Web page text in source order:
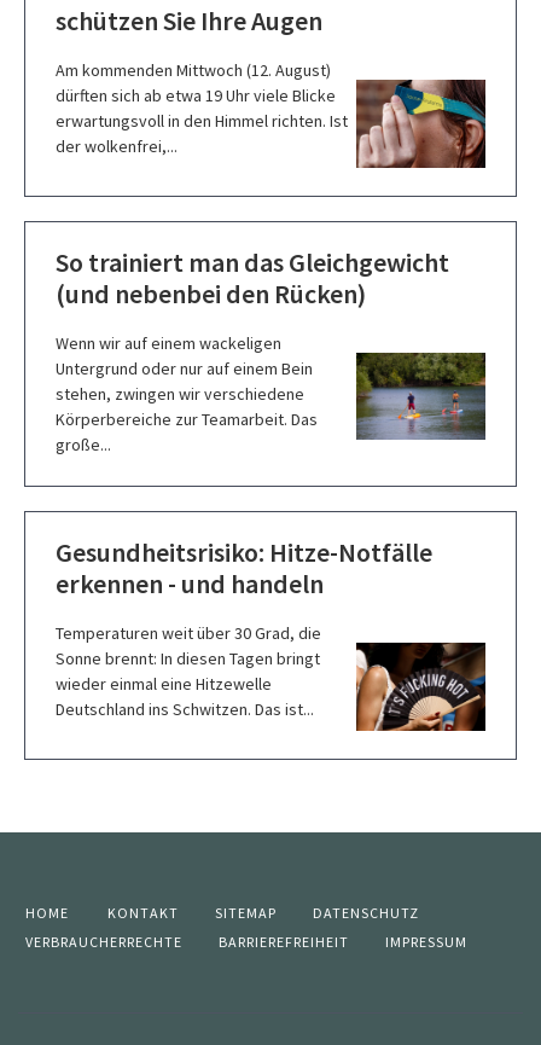
schützen Sie Ihre Augen
Am kommenden Mittwoch (12. August)
dürften sich ab etwa 19 Uhr viele Blicke
erwartungsvoll in den Himmel richten. Ist
der wolkenfrei,...
So trainiert man das Gleichgewicht
(und nebenbei den Rücken)
Wenn wir auf einem wackeligen
Untergrund oder nur auf einem Bein
stehen, zwingen wir verschiedene
Körperbereiche zur Teamarbeit. Das
große...
Gesundheitsrisiko: Hitze-Notfälle
erkennen - und handeln
Temperaturen weit über 30 Grad, die
Sonne brennt: In diesen Tagen bringt
wieder einmal eine Hitzewelle
Deutschland ins Schwitzen. Das ist...
HOME KONTAKT SITEMAP
DATENSCHUTZ
VERBRAUCHERRECHTE
BARRIEREFREIHEIT IMPRESSUM